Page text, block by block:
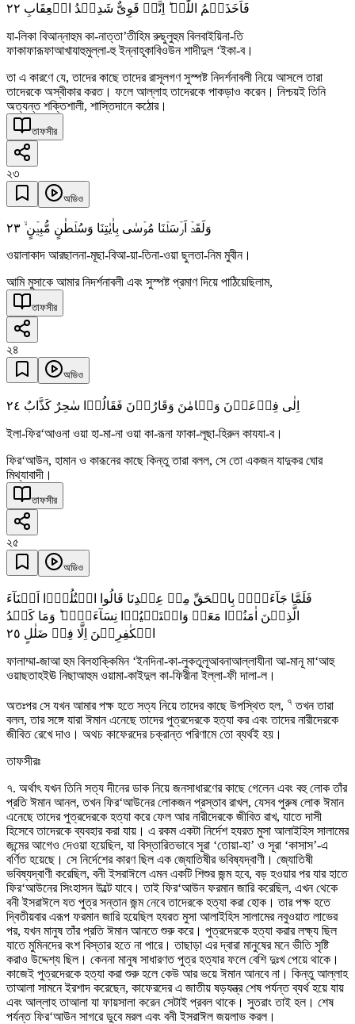
فَاَخَذَہُمُ اللّٰہُ ؕ اِنَّہٗ قَوِیٌّ شَدِیۡدُ الۡعِقَابِ ٢٢
যা-লিকা বিআন্নাহুম কা-নাত্তা’তীহিম রুছুলুহুম বিলবাইয়িনা-তি
ফাকাফারূফাআখাযাহুমুল্লা-হু ইন্নাহূকাবিওউন শাদীদুল ‘ইকা-ব।
তা এ কারণে যে, তাদের কাছে তাদের রাসূলগণ সুস্পষ্ট নিদর্শনাবলী নিয়ে আসলে তারা
তাদেরকে অস্বীকার করত। ফলে আল্লাহ তাদেরকে পাকড়াও করেন। নিশ্চয়ই তিনি
অত্যন্ত শক্তিশালী, শাস্তিদানে কঠোর।
তাফসীর
২৩
অডিও
وَلَقَدۡ اَرۡسَلۡنَا مُوۡسٰی بِاٰیٰتِنَا وَسُلۡطٰنٍ مُّبِیۡنٍ ۙ ٢٣
ওয়ালাকাদ আরছালনা-মূছা-বিআ-য়া-তিনা-ওয়া ছুলতা-নিম মুবীন।
আমি মুসাকে আমার নিদর্শনাবলী এবং সুস্পষ্ট প্রমাণ দিয়ে পাঠিয়েছিলাম,
তাফসীর
২৪
অডিও
اِلٰی فِرۡعَوۡنَ وَہَامٰنَ وَقَارُوۡنَ فَقَالُوۡا سٰحِرٌ کَذَّابٌ ٢٤
ইলা-ফির‘আওনা ওয়া হা-মা-না ওয়া কা-রূনা ফাকা-লূছা-হিরুন কাযযা-ব।
ফির‘আউন, হামান ও কারূনের কাছে কিন্তু তারা বলল, সে তো একজন যাদুকর ঘোর
মিথ্যাবাদী।
তাফসীর
২৫
অডিও
فَلَمَّا جَآءَہُمۡ بِالۡحَقِّ مِنۡ عِنۡدِنَا قَالُوا اقۡتُلُوۡۤا اَبۡنَآءَ
الَّذِیۡنَ اٰمَنُوۡا مَعَہٗ وَاسۡتَحۡیُوۡا نِسَآءَہُمۡ ؕ وَمَا کَیۡدُ
الۡکٰفِرِیۡنَ اِلَّا فِیۡ ضَلٰلٍ ٢٥
ফালাম্মা-জাআ হুম বিলহাক্কিমিন ‘ইনদিনা-কা-লুকতুলূআবনাআল্লাযীনা আ-মানূ মা‘আহু
ওয়াছতাহইঊ নিছাআহুম ওয়ামা-কাইদুল কা-ফিরীনা ইল্লা-ফী দালা-ল।
অতঃপর সে যখন আমার পক্ষ হতে সত্য নিয়ে তাদের কাছে উপস্থিত হল, ৭ তখন তারা
বলল, তার সঙ্গে যারা ঈমান এনেছে তাদের পুত্রদেরকে হত্যা কর এবং তাদের নারীদেরকে
জীবিত রেখে দাও। অথচ কাফেরদের চক্রান্ত পরিণামে তো ব্যর্থই হয়।
তাফসীরঃ
৭. অর্থাৎ যখন তিনি সত্য দীনের ডাক নিয়ে জনসাধারণের কাছে গেলেন এবং বহু লোক তাঁর
প্রতি ঈমান আনল, তখন ফির‘আউনের লোকজন প্রস্তাব রাখল, যেসব পুরুষ লোক ঈমান
এনেছে তাদের পুত্রদেরকে হত্যা করে ফেল আর নারীদেরকে জীবিত রাখ, যাতে দাসী
হিসেবে তাদেরকে ব্যবহার করা যায়। এ রকম একটা নির্দেশ হযরত মুসা আলাইহিস সালামের
জন্মের আগেও দেওয়া হয়েছিল, যা বিস্তারিতভাবে সূরা ‘তোয়া-হা’ ও সূরা ‘কাসাস’-এ
বর্ণিত হয়েছে। সে নির্দেশের কারণ ছিল এক জ্যোতিষীর ভবিষ্যদ্বাণী। জ্যোতিষী
ভবিষ্যদ্বাণী করেছিল, বনী ইসরাঈলে এমন একটি শিশুর জন্ম হবে, বড় হওয়ার পর যার হাতে
ফির‘আউনের সিংহাসন উল্টে যাবে। তাই ফির‘আউন ফরমান জারি করেছিল, এখন থেকে
বনী ইসরাঈলে যত পুত্র সন্তান জন্ম নেবে তাদেরকে হত্যা করা হোক। তার পক্ষ হতে
দ্বিতীয়বার এরূপ ফরমান জারি হয়েছিল হযরত মুসা আলাইহিস সালামের নবুওয়াত লাভের
পর, যখন মানুষ তাঁর প্রতি ঈমান আনতে শুরু করে। পুত্রদেরকে হত্যা করার লক্ষ্য ছিল
যাতে মুমিনদের বংশ বিস্তার হতে না পারে। তাছাড়া এর দ্বারা মানুষের মনে ভীতি সৃষ্টি
করাও উদ্দেশ্য ছিল। কেননা মানুষ সাধারণত পুত্র হত্যার ফলে বেশি দুঃখ পেয়ে থাকে।
কাজেই পুত্রদেরকে হত্যা করা শুরু হলে কেউ আর ভয়ে ঈমান আনবে না। কিন্তু আল্লাহ
তাআলা সামনে ইরশাদ করেছেন, কাফেরদের এ জাতীয় ষড়যন্ত্র শেষ পর্যন্ত ব্যর্থ হয়ে যায়
এবং আল্লাহ তাআলা যা ফায়সালা করেন সেটাই প্রবল থাকে। সুতরাং তাই হল। শেষ
পর্যন্ত ফির‘আউন সাগরে ডুবে মরল এবং বনী ইসরাঈল জয়লাভ করল।